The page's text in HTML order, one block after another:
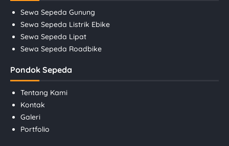
Sewa Sepeda Gunung
Sewa Sepeda Listrik Ebike
Sewa Sepeda Lipat
Sewa Sepeda Roadbike
Pondok Sepeda
Tentang Kami
Kontak
Galeri
Portfolio